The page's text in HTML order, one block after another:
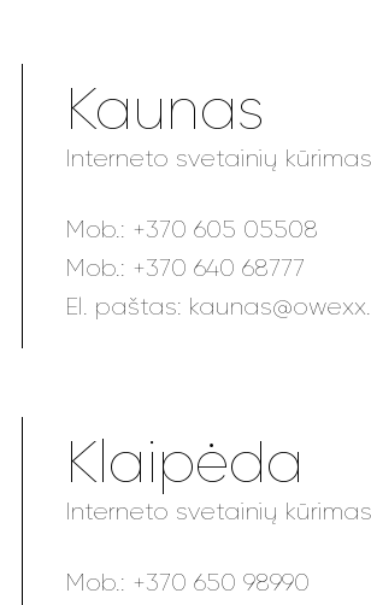
Kaunas
Interneto svetainių
Mob.: +370 605 05508
Mob.: +370 640 68777
El. paštas:
Klaipėda
Interneto svetainių
Mob.: +370 650 98990